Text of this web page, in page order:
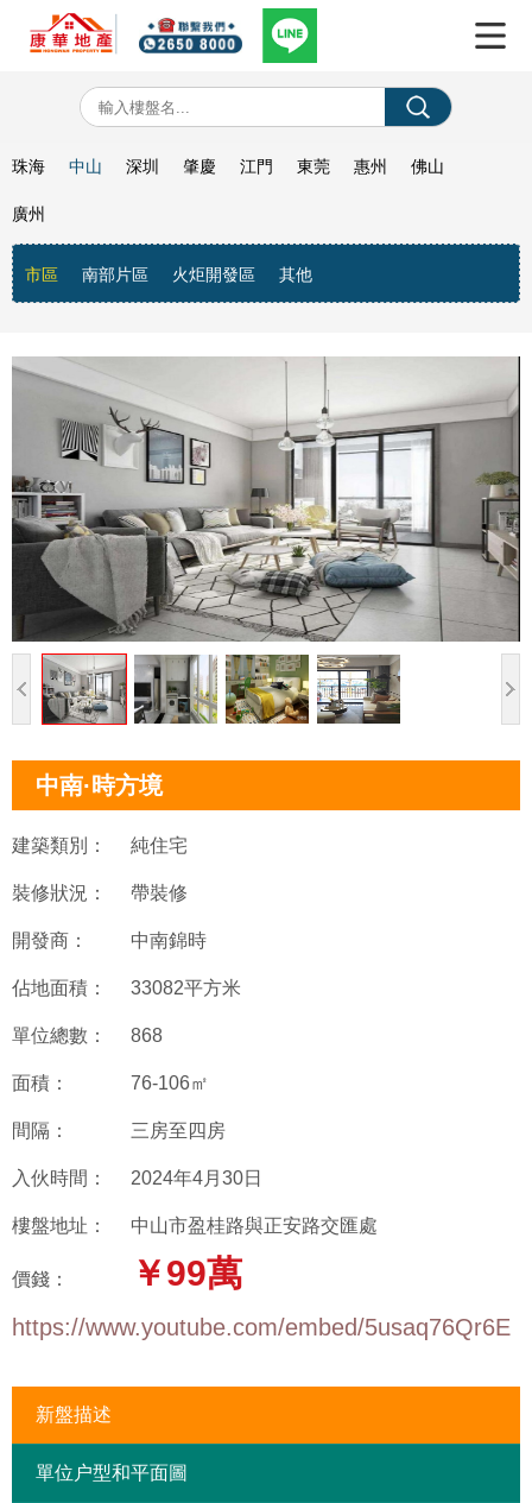
珠海 中山
市區 南部片區 火炬開發區 其他
深圳 肇慶 江門 東莞 惠州 佛山
廣州
中南·時方境
建築類別： 純住宅
裝修狀況： 帶裝修
開發商： 中南錦時
佔地面積： 33082平方米
單位總數： 868
面積： 76-106㎡
間隔： 三房至四房
入伙時間： 2024年4月30日
樓盤地址： 中山市盈桂路與正安路交匯處
價錢： ￥99萬
https://www.youtube.com/embed/5usaq76Qr6E
新盤描述
單位户型和平面圖